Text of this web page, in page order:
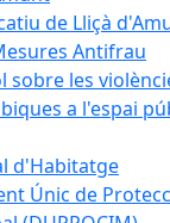
de Lliçà
Antifrau
sobre les
a l'espai
d'Habitatge
Únic de